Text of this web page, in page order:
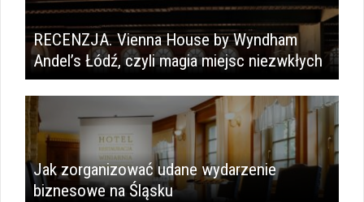
RECENZJA. Vienna House by Wyndham
Andel’s Łódź, czyli magia miejsc niezwkłych
Jak zorganizować udane wydarzenie
biznesowe na Śląsku